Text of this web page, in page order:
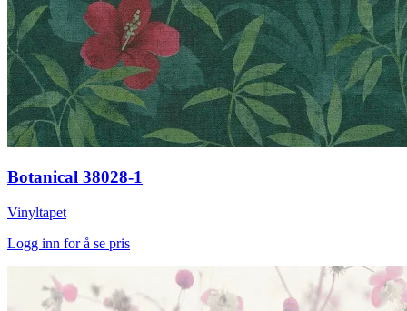
Botanical 38028-1
Vinyltapet
Logg inn for å se pris